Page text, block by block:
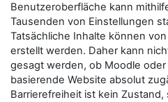
Benutzeroberfläche kann
Tausenden von Einstellungen
Tatsächliche Inhalte können
erstellt werden. Daher kann
gesagt werden, ob Moodle
basierende Website absolut
Barrierefreiheit ist kein